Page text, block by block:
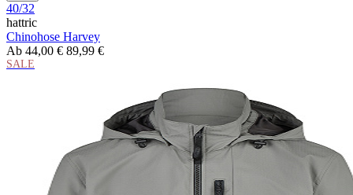
40/32
hattric
Chinohose Harvey
Ab 44,00 € 89,99 €
SALE